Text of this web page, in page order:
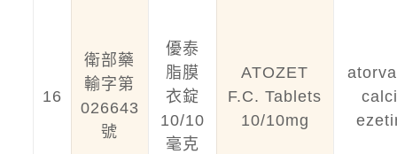
16
衛部藥
輸字第
026643
號
優泰
脂膜
衣錠
10/10
毫克
ATOZET
F.C. Tablets
10/10mg